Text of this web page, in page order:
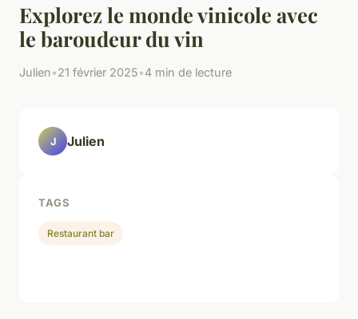
Explorez le monde vinicole avec
le baroudeur du vin
Julien•21 février 2025•4 min de lecture
J Julien
TAGS
Restaurant bar